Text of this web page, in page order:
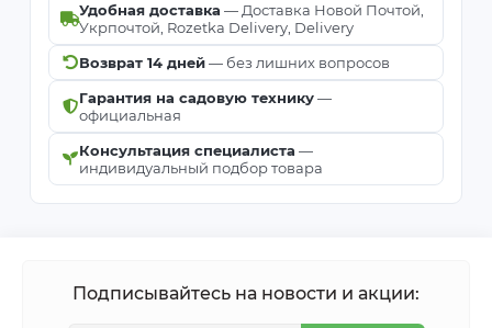
Удобная доставка — Доставка Новой Почтой,
Укрпочтой, Rozetka Delivery, Delivery
Возврат 14 дней— без лишних вопросов
Гарантия на садовую технику—
официальная
Консультация специалиста —
индивидуальный подбор товара
Подписывайтесь на новости и акции: